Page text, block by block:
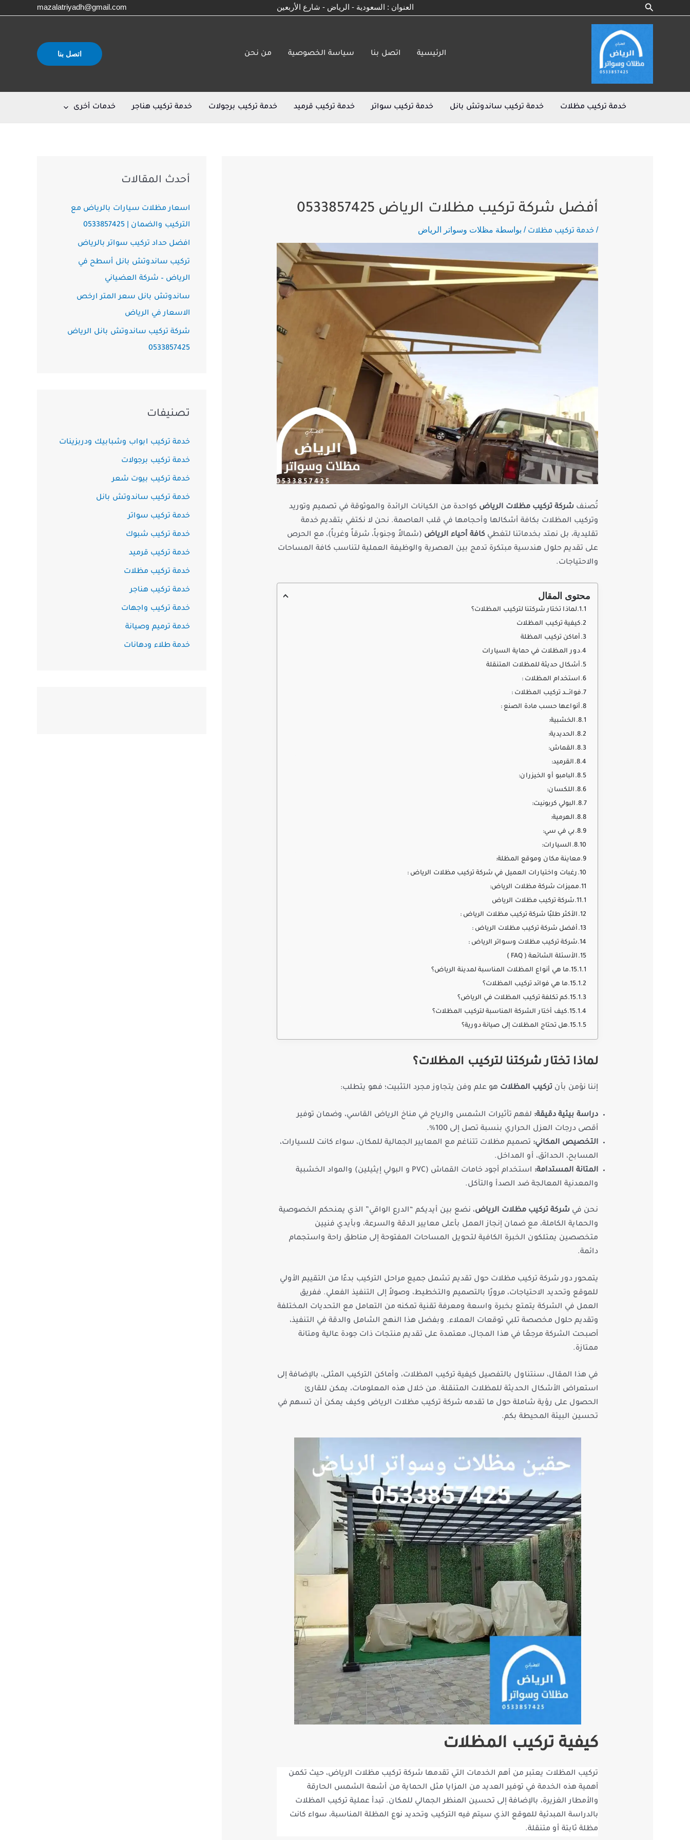
البحث العنوان : السعودية - الرياض - شارع الأربعين mazalatriyadh@gmail.com
الرئيسية اتصل بنا سياسة الخصوصية من نحن اتصل بنا
خدمة تركيب مظلات خدمة تركيب ساندوتش بانل خدمة تركيب سواتر خدمة تركيب قرميد خدمة تركيب برجولات خدمة تركيب هناجر خدمات أخرى
أفضل شركة تركيب مظلات الرياض 0533857425
/ خدمة تركيب مظلات / بواسطة مظلات وسواتر الرياض
تُصنف شركة تركيب مظلات الرياض كواحدة من الكيانات الرائدة والموثوقة في تصميم وتوريد
وتركيب المظلات بكافة أشكالها وأحجامها في قلب العاصمة. نحن لا نكتفي بتقديم خدمة
تقليدية، بل نمتد بخدماتنا لتغطي كافة أحياء الرياض (شمالاً وجنوباً، شرقاً وغرباً)، مع الحرص
على تقديم حلول هندسية مبتكرة تدمج بين العصرية والوظيفة العملية لتناسب كافة المساحات
والاحتياجات.
محتوى المقال
لماذا تختار شركتنا لتركيب المظلات؟
كيفية تركيب المظلات
أماكن تركيب المظلة
دور المظلات في حماية السيارات
أشكال حديثة للمظلات المتنقلة
استخدام المظلات :
فوائـــد تركيب المظلات :
أنواعها حسب مادة الصنع :
الخشبية:
الحديدية:
القماش:
القرميد:
البامبو أو الخيزران:
اللكسان:
البولي كربونيت:
الهرمية:
بي في سي:
السيارات:
معاينة مكان وموقع المظلة:
رغبات واختيارات العميل في شركة تركيب مظلات الرياض :
مميزات شركة مظلات الرياض:
شركة تركيب مظلات الرياض
الأكثر طلبًا شركة تركيب مظلات الرياض :
أفضل شركة تركيب مظلات الرياض :
شركة تركيب مظلات وسواتر الرياض :
الأسئلة الشائعة ( FAQ )
ما هي أنواع المظلات المناسبة لمدينة الرياض؟
ما هي فوائد تركيب المظلات؟
كم تكلفة تركيب المظلات في الرياض؟
كيف أختار الشركة المناسبة لتركيب المظلات؟
هل تحتاج المظلات إلى صيانة دورية؟
لماذا تختار شركتنا لتركيب المظلات؟
إننا نؤمن بأن تركيب المظلات هو علم وفن يتجاوز مجرد التثبيت؛ فهو يتطلب:
دراسة بيئية دقيقة: لفهم تأثيرات الشمس والرياح في مناخ الرياض القاسي، وضمان توفير
أقصى درجات العزل الحراري بنسبة تصل إلى 100%.
التخصيص المكاني: تصميم مظلات تتناغم مع المعايير الجمالية للمكان، سواء كانت للسيارات،
المسابح، الحدائق، أو المداخل.
المتانة المستدامة:
استخدام أجود خامات القماش (PVC و البولي إيثيلين) والمواد الخشبية
والمعدنية المعالجة ضد الصدأ والتآكل.
نحن في شركة تركيب مظلات الرياض، نضع بين أيديكم “الدرع الواقي” الذي يمنحكم الخصوصية
والحماية الكاملة، مع ضمان إنجاز العمل بأعلى معايير الدقة والسرعة، وبأيدي فنيين
متخصصين يمتلكون الخبرة الكافية لتحويل المساحات المفتوحة إلى مناطق راحة واستجمام
دائمة.
يتمحور دور شركة تركيب مظلات حول تقديم تشمل جميع مراحل التركيب بدءًا من التقييم الأولي
للموقع وتحديد الاحتياجات، مرورًا بالتصميم والتخطيط، وصولاً إلى التنفيذ الفعلي. ففريق
العمل في الشركة يتمتع بخبرة واسعة ومعرفة تقنية تمكنه من التعامل مع التحديات المختلفة
وتقديم حلول مخصصة تلبي توقعات العملاء. وبفضل هذا النهج الشامل والدقة في التنفيذ،
أصبحت الشركة مرجعًا في هذا المجال، معتمدة على تقديم منتجات ذات جودة عالية ومتانة
ممتازة.
في هذا المقال، سنتناول بالتفصيل كيفية تركيب المظلات، وأماكن التركيب المثلى، بالإضافة إلى
استعراض الأشكال الحديثة للمظلات المتنقلة. من خلال هذه المعلومات، يمكن للقارئ
الحصول على رؤية شاملة حول ما تقدمه شركة تركيب مظلات الرياض وكيف يمكن أن تسهم في
تحسين البيئة المحيطة بكم.
كيفية تركيب المظلات
تركيب المظلات يعتبر من أهم الخدمات التي تقدمها شركة تركيب مظلات الرياض، حيث تكمن
أهمية هذه الخدمة في توفير العديد من المزايا مثل الحماية من أشعة الشمس الحارقة
والأمطار الغزيرة، بالإضافة إلى تحسين المنظر الجمالي للمكان. تبدأ عملية تركيب المظلات
بالدراسة المبدئية للموقع الذي سيتم فيه التركيب وتحديد نوع المظلة المناسبة، سواء كانت
مظلة ثابتة أو متنقلة.
Post
أحدث المقالات
اسعار مظلات سيارات بالرياض مع
التركيب والضمان | 0533857425
افضل حداد تركيب سواتر بالرياض
تركيب ساندوتش بانل أسطح في
الرياض – شركة العضياني
ساندوتش بانل سعر المتر ارخص
الاسعار في الرياض
شركة تركيب ساندوتش بانل الرياض
0533857425
تصنيفات
خدمة تركيب ابواب وشبابيك ودربزينات
خدمة تركيب برجولات
خدمة تركيب بيوت شعر
خدمة تركيب ساندوتش بانل
خدمة تركيب سواتر
خدمة تركيب شبوك
خدمة تركيب قرميد
خدمة تركيب مظلات
خدمة تركيب هناجر
خدمة تركيب واجهات
خدمة ترميم وصيانة
خدمة طلاء ودهانات